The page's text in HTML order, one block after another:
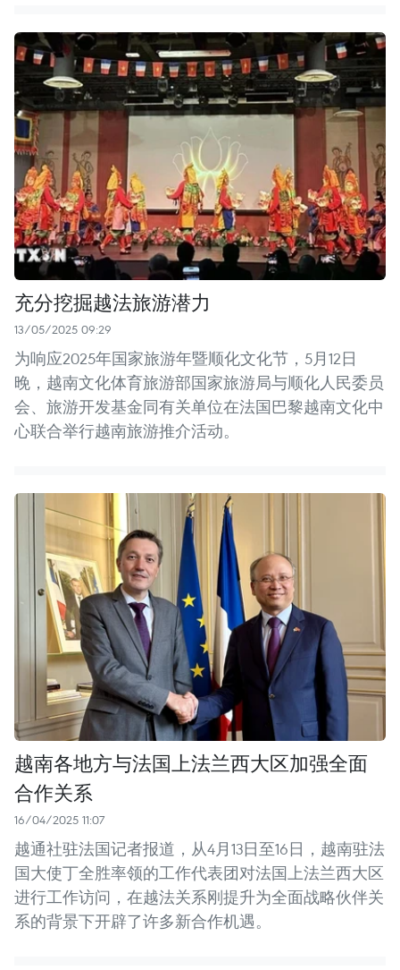
充分挖掘越法旅游潜力
13/05/2025 09:29
为响应2025年国家旅游年暨顺化文化节，5月12日
晚，越南文化体育旅游部国家旅游局与顺化人民委员
会、旅游开发基金同有关单位在法国巴黎越南文化中
心联合举行越南旅游推介活动。
越南各地方与法国上法兰西大区加强全面
合作关系
16/04/2025 11:07
越通社驻法国记者报道，从4月13日至16日，越南驻法
国大使丁全胜率领的工作代表团对法国上法兰西大区
进行工作访问，在越法关系刚提升为全面战略伙伴关
系的背景下开辟了许多新合作机遇。